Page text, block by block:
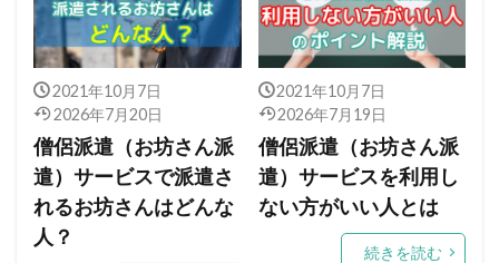
2021年10月7日
2026年7月20日
僧侶派遣（お坊さん派
遣）サービスで派遣さ
れるお坊さんはどんな
人？
2021年10月7日
2026年7月19日
僧侶派遣（お坊さん派
遣）サービスを利用し
ない方がいい人とは
続きを読む